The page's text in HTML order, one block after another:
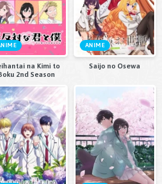
na Kimi to
2nd Season
ANIME
Saijo no Osewa